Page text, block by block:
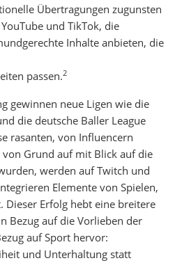
Übertragungen zugunsten
und TikTok, die
Inhalte anbieten, die
passen.2
gewinnen neue Ligen wie die
die deutsche Baller League
rasanten, von Influencern
Grund auf mit Blick auf die
werden auf Twitch und
Elemente von Spielen,
Dieser Erfolg hebt eine breitere
Bezug auf die Vorlieben der
auf Sport hervor:
und Unterhaltung statt